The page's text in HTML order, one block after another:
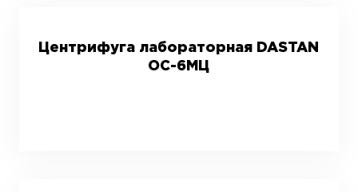
Центрифуга лабораторная DASTAN
ОС-6МЦ